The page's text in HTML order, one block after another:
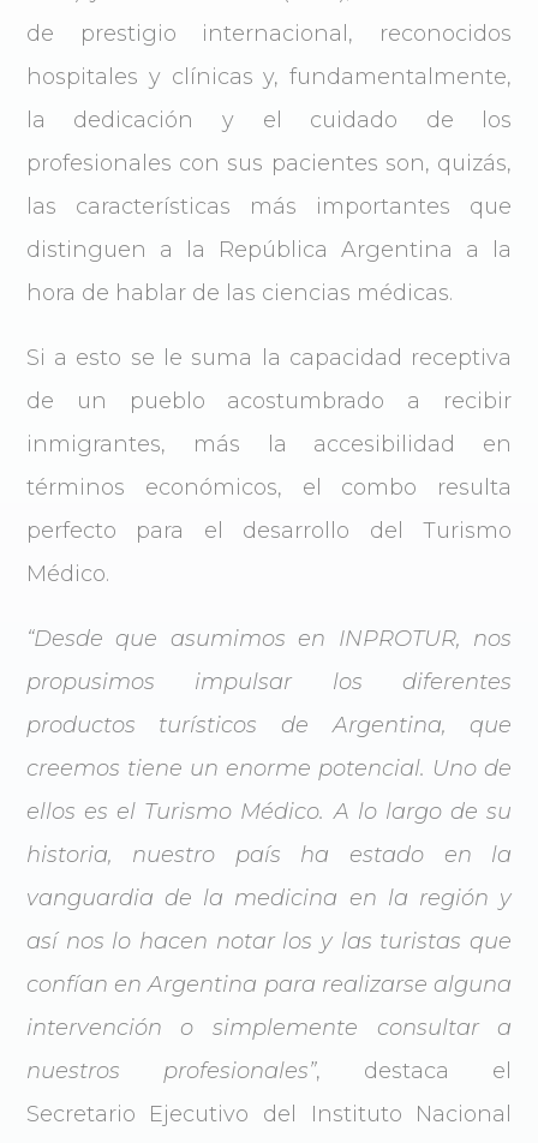
de prestigio internacional, reconocidos
hospitales y clínicas y, fundamentalmente,
la dedicación y el cuidado de los
profesionales con sus pacientes son, quizás,
las características más importantes que
distinguen a la República Argentina a la
hora de hablar de las ciencias médicas.
Si a esto se le suma la capacidad receptiva
de un pueblo acostumbrado a recibir
inmigrantes, más la accesibilidad en
términos económicos, el combo resulta
perfecto para el desarrollo del Turismo
Médico.
“Desde que asumimos en INPROTUR, nos
propusimos impulsar los diferentes
productos turísticos de Argentina, que
creemos tiene un enorme potencial. Uno de
ellos es el Turismo Médico. A lo largo de su
historia, nuestro país ha estado en la
vanguardia de la medicina en la región y
así nos lo hacen notar los y las turistas que
confían en Argentina para realizarse alguna
intervención o simplemente consultar a
nuestros profesionales”, destaca el
Secretario Ejecutivo del Instituto Nacional